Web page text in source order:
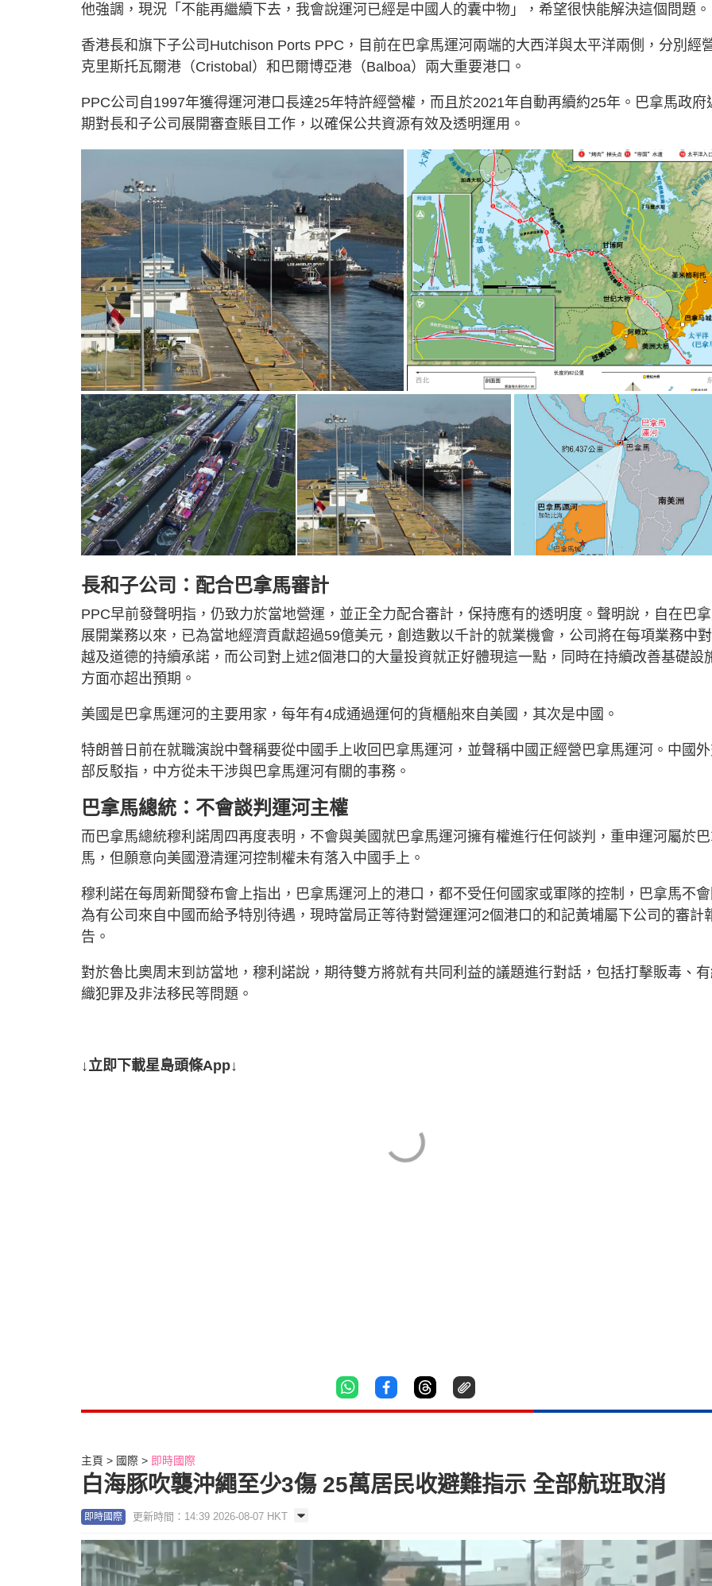
他強調，現況「不能再繼續下去，我會說運河已經是中國人的囊中物」，希望很快能解決這個問題。
香港長和旗下子公司Hutchison Ports PPC，目前在巴拿馬運河兩端的大西洋與太平洋兩側，分別經
克里斯托瓦爾港（Cristobal）和巴爾博亞港（Balboa）兩大重要港口。
PPC公司自1997年獲得運河港口長達25年特許經營權，而且於2021年自動再續約25年。巴拿馬政府
期對長和子公司展開審查賬目工作，以確保公共資源有效及透明運用。
長和子公司：配合巴拿馬審計
PPC早前發聲明指，仍致力於當地營運，並正全力配合審計，保持應有的透明度。聲明說，自在巴
展開業務以來，已為當地經濟貢獻超過59億美元，創造數以千計的就業機會，公司將在每項業務中
越及道德的持續承諾，而公司對上述2個港口的大量投資就正好體現這一點，同時在持續改善基礎設
方面亦超出預期。
美國是巴拿馬運河的主要用家，每年有4成通過運何的貨櫃船來自美國，其次是中國。
特朗普日前在就職演說中聲稱要從中國手上收回巴拿馬運河，並聲稱中國正經營巴拿馬運河。中國
部反駁指，中方從未干涉與巴拿馬運河有關的事務。
巴拿馬總統：不會談判運河主權
而巴拿馬總統穆利諾周四再度表明，不會與美國就巴拿馬運河擁有權進行任何談判，重申運河屬於
馬，但願意向美國澄清運河控制權未有落入中國手上。
穆利諾在每周新聞發布會上指出，巴拿馬運河上的港口，都不受任何國家或軍隊的控制，巴拿馬不會
為有公司來自中國而給予特別待遇，現時當局正等待對營運運河2個港口的和記黃埔屬下公司的審計
告。
對於魯比奧周末到訪當地，穆利諾說，期待雙方將就有共同利益的議題進行對話，包括打擊販毒、有
織犯罪及非法移民等問題。
↓立即下載星島頭條App↓
主頁 國際 即時國際
白海豚吹襲沖繩至少3傷 25萬居民收避難指示 全部航班取消
即時國際 更新時間：14:39 2026-08-07 HKT